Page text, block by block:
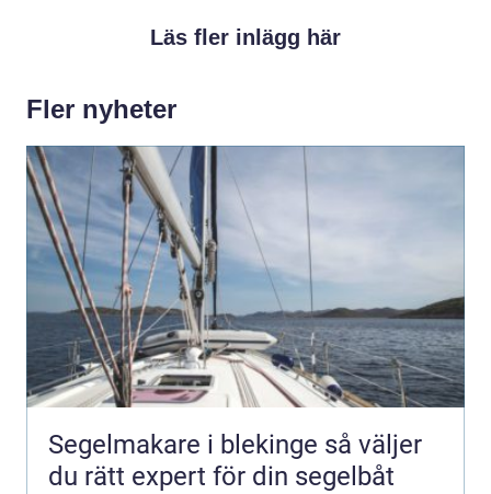
Läs fler inlägg här
Fler nyheter
Segelmakare i blekinge så väljer
du rätt expert för din segelbåt